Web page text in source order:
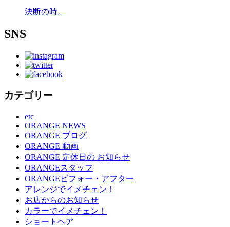
決断の時。
SNS
カテゴリー
etc
ORANGE NEWS
ORANGE ブログ
ORANGE 動画
ORANGE 定休日の お知らせ
ORANGEスタッフ
ORANGEビフォー・アフター
アレンジでイメチェン！
お店からのお知らせ
カラーでイメチェン！
ショートヘア